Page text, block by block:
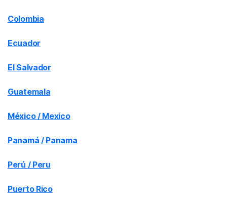
Colombia
Ecuador
El Salvador
Guatemala
México / Mexico
Panamá / Panama
Perú / Peru
Puerto Rico